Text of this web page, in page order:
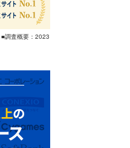
調査概要：2023